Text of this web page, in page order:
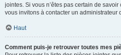
jointes. Si vous n’êtes pas certain de
vous invitons à contacter un administrateur
Haut
Comment puis-je retrouver toutes mes